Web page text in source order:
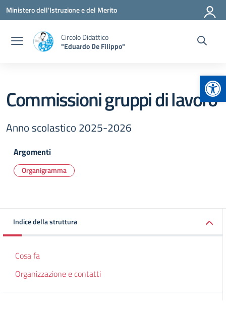
Vai ai contenuti
Vai al menu di navigazione
Vai al footer
Ministero dell'Istruzione e del Merito
Circolo Didattico
"Eduardo De Filippo"
Commissioni gruppi di lavoro
Anno scolastico 2025-2026
Argomenti
Organigramma
Indice della struttura
Cosa fa
Organizzazione e contatti